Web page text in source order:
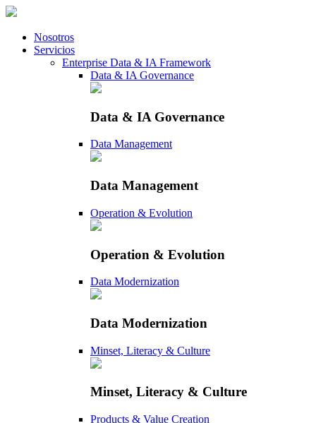
Nosotros
Servicios
Enterprise Data & IA Framework
Data & IA Governance
Data & IA Governance
Data Management
Data Management
Operation & Evolution
Operation & Evolution
Data Modernization
Data Modernization
Minset, Literacy & Culture
Minset, Literacy & Culture
Products & Value Creation